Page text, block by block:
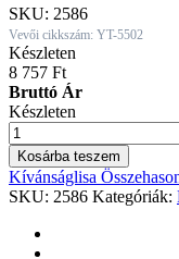
SKU: 2586
Vevői cikkszám: YT-5502
Készleten
8 757 Ft
Bruttó Ár
Készleten
Keverőszár
SDS
plusz
lemez
120x600mm
yato
quantity
Kosárba teszem
Kívánságlisa
SKU: 2586 Kategóriák: